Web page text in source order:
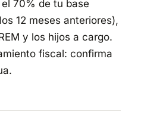
70% de tu base
12 meses anteriores),
y los hijos a cargo.
fiscal: confirma